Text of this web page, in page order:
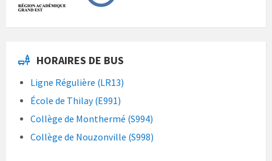
HORAIRES DE BUS
Ligne Régulière (LR13)
École de Thilay (E991)
Collège de Monthermé (S994)
Collège de Nouzonville (S998)